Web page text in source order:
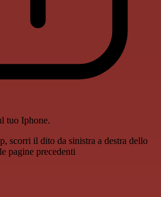
tuo Iphone.
scorri il dito da sinistra a destra dello
pagine precedenti